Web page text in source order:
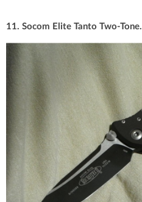
11. Socom Elite Tanto Two-Tone.